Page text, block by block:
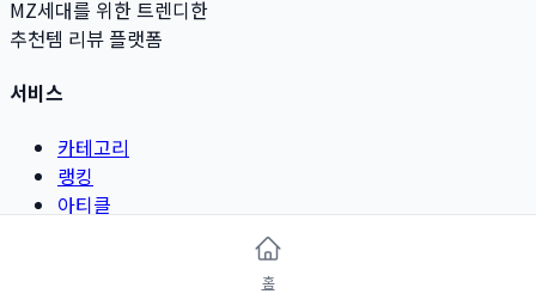
MZ세대를 위한 트렌디한
추천템 리뷰 플랫폼
서비스
카테고리
랭킹
아티클
홈